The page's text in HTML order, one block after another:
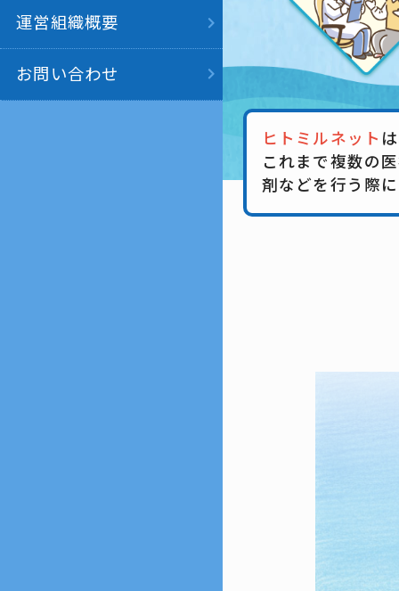
運営組織概要
お問い合わせ
ヒトミ
ヒトミルネット
これまで複数の
剤などを行う際